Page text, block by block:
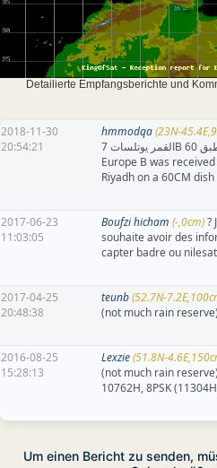
Detailierte Empfangsberichte und
2018-11-30
20:54:21
hmmodqa(23N-
القمر يوتلسات 7B في الرياض على طبق 60CM The coverage of
Europe B was
Riyadh on a 60CM dish
2017-06-23
11:03:05
Boufzi hicham (-,0cm)?
souhaite avoir des
capter badre ou
2017-04-25
20:48:38
teunb(52.7N-
(not much rain reserve)
2016-08-25
15:28:13
Lexzie(51.8N-
(not much rain
10762H, 8PSK
Um einen Bericht zu senden,